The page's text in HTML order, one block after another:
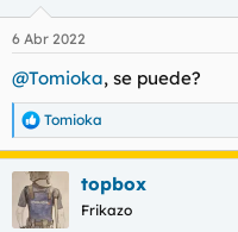
e
:
6 Abr 2022
@Tomioka, se puede?
R
e
a
c
c
i
Tomioka
topbox
Frikazo